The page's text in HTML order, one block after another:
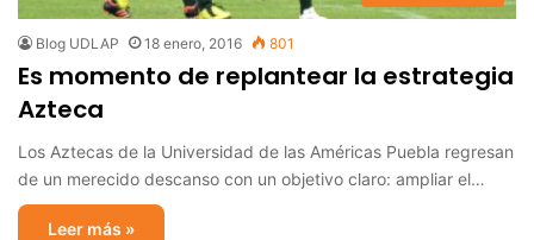
Blog UDLAP 18 enero, 2016 801
Es momento de replantear la estrategia
Azteca
Los Aztecas de la Universidad de las Américas Puebla regresan
de un merecido descanso con un objetivo claro: ampliar el…
Leer más »